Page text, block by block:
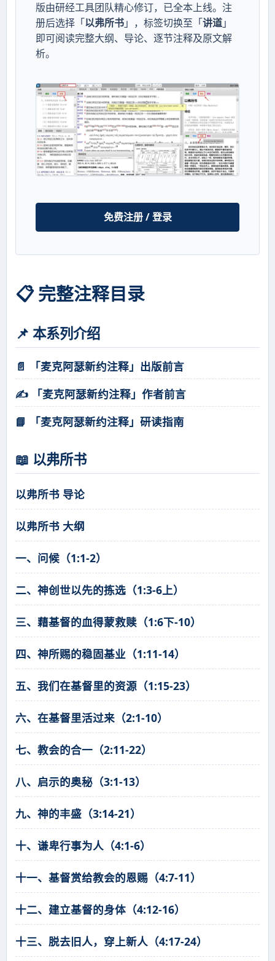
版由研经工具团队精心修订，已全本上线。注
册后选择「以弗所书」，标签切换至「讲道」
即可阅读完整大纲、导论、逐节注释及原文解
析。
免费注册 / 登录
📋 完整注释目录
📌 本系列介绍
📄 「麦克阿瑟新约注释」出版前言
✍️ 「麦克阿瑟新约注释」作者前言
📘 「麦克阿瑟新约注释」研读指南
📖 以弗所书
以弗所书 导论
以弗所书 大纲
一、问候（1:1-2）
二、神创世以先的拣选（1:3-6上）
三、藉基督的血得蒙救赎（1:6下-10）
四、神所赐的稳固基业（1:11-14）
五、我们在基督里的资源（1:15-23）
六、在基督里活过来（2:1-10）
七、教会的合一（2:11-22）
八、启示的奥秘（3:1-13）
九、神的丰盛（3:14-21）
十、谦卑行事为人（4:1-6）
十一、基督赏给教会的恩赐（4:7-11）
十二、建立基督的身体（4:12-16）
十三、脱去旧人，穿上新人（4:17-24）